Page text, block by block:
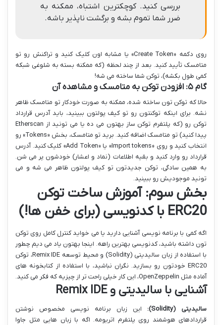
بررسی کنید. کوچکترین اشتباه، ممکنه به
ضرر شما تموم بشه و برگشت ناپذیر باشه.
روی دکمه «Create Token» یا مشابه اون کلیک کنید و تراکنش رو تو
متامسک تأیید کنید. بعد از چند لحظه (که ممکنه بسته به شلوغی شبکه
کمی طول بکشه)، توکن شما ساخته می شه!
گام ۵: افزودن توکن به متامسک و مشاهده آن
حالا که توکن تون ساخته شده، ممکنه به صورت خودکار تو متامسک ظاهر
نشه. برای اینکه توکنتون رو تو کیف پولتون ببینید، باید آدرس قرارداد
توکن رو (که پلتفرم توکن ساز بهتون می ده یا می تونید از Etherscan
پیدا کنید) تو متامسک اضافه کنید. برید تو متامسک، بخش «Tokens» رو
انتخاب کنید و روی «Import tokens» یا «Add Token» کلیک کنید. آدرس
قرارداد رو وارد کنید و بقیه اطلاعات (نماد و اعشار) خودشون پر می شن.
به همین سادگی، توکن جدیدتون تو کیف پولتون ظاهر می شه و می
تونید موجودیش رو ببینید.
بخش سوم: آموزش ساخت توکن
ERC20 با کدنویسی (برای خفن ها!)
اگه کمی با برنامه نویسی آشنایی دارید یا می خواید کنترل کامل روی توکن
تون داشته باشید، کدنویسی بهترین راهه. اینجا بهتون یاد می دیم چطور
با استفاده از زبان سالیدیتی (Solidity) و محیط توسعه Remix IDE، توکن
ERC20 خودتون رو بسازید. نگران نباشید، با استفاده از کتابخونه های
آماده مثل OpenZeppelin، این کار خیلی راحت تر از چیزیه که فکر می کنید.
آشنایی با سالیدیتی و Remix IDE
سالیدیتی (Solidity):
این زبان برنامه نویسی مخصوص نوشتن
قراردادهای هوشمند روی پلتفرم اتریومه. اگه با زبان هایی مثل جاوا